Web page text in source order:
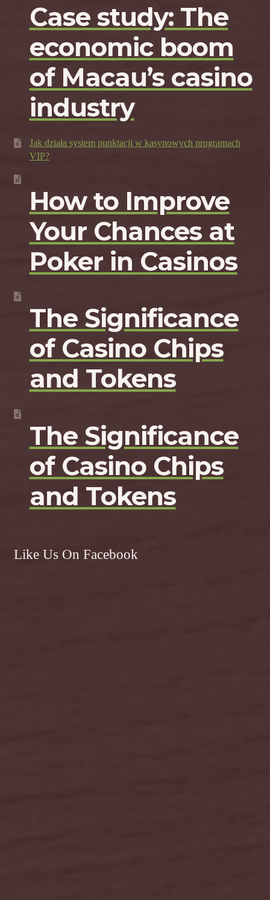
Case study: The
economic boom
of Macau’s casino
industry
Jak działa system punktacji w kasynowych programach
VIP?
How to Improve
Your Chances at
Poker in Casinos
The Significance
of Casino Chips
and Tokens
The Significance
of Casino Chips
and Tokens
Like Us On Facebook